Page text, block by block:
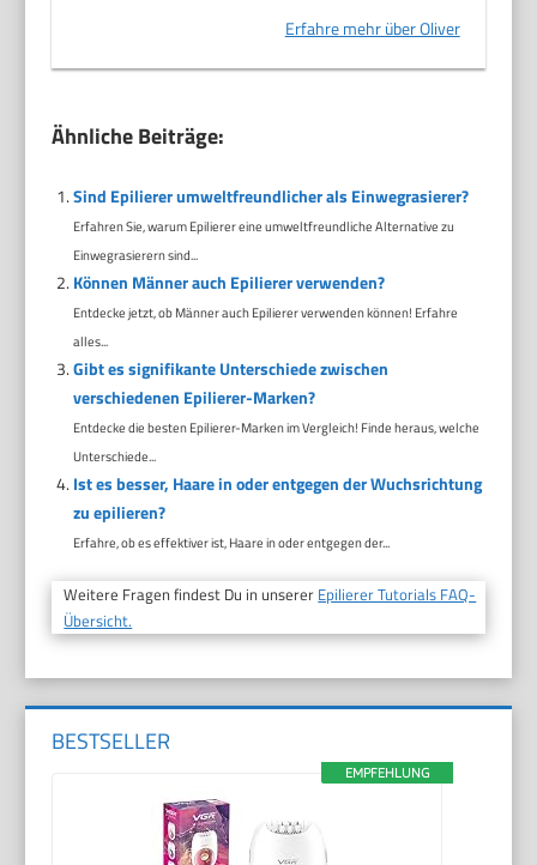
Erfahre mehr über Oliver
Ähnliche Beiträge:
Sind Epilierer umweltfreundlicher als Einwegrasierer?
Erfahren Sie, warum Epilierer eine umweltfreundliche Alternative zu
Einwegrasierern sind...
Können Männer auch Epilierer verwenden?
Entdecke jetzt, ob Männer auch Epilierer verwenden können! Erfahre
alles...
Gibt es signifikante Unterschiede zwischen
verschiedenen Epilierer-Marken?
Entdecke die besten Epilierer-Marken im Vergleich! Finde heraus, welche
Unterschiede...
Ist es besser, Haare in oder entgegen der Wuchsrichtung
zu epilieren?
Erfahre, ob es effektiver ist, Haare in oder entgegen der...
Weitere Fragen findest Du in unserer Epilierer Tutorials FAQ-
Übersicht.
BESTSELLER
EMPFEHLUNG